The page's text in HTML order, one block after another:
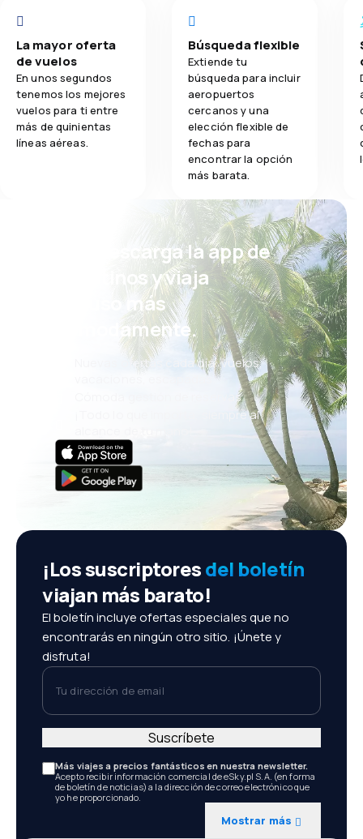
La mayor oferta
de vuelos
En unos segundos
tenemos los mejores
vuelos para ti entre
más de quinientas
líneas aéreas.
Búsqueda flexible
Extiende tu
búsqueda para incluir
aeropuertos
cercanos y una
elección flexible de
fechas para
encontrar la opción
más barata.
¡Eh! Descarga la app de
eDestinos y viaja
incluso más
cómodamente.
Nuevas ofertas cada día: vuelos,
vacaciones, escapadas
Cómoda gestión de reservas
¡Todo lo que importa, siempre al
¡Los suscriptoresdel boletín
viajan más barato!
El boletín incluye ofertas especiales que no
encontrarás en ningún otro sitio. ¡Únete y
disfruta!
Tu dirección de email
Más viajes a precios fantásticos en nuestra newsletter.
Acepto recibir información comercial de eSky.pl S.A. (en forma
de boletín de noticias) a la dirección de correo electrónico que
yo he proporcionado.
Mostrar más
Suscríbete